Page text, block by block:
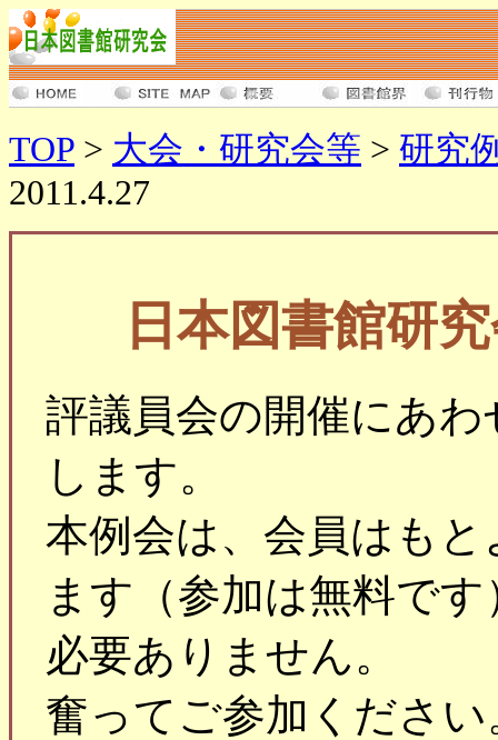
TOP > 大会・研究会等 > 研究
2011.4.27
日本図書館研
評議員会の開催にあ
します。
本例会は、会員はも
ます（参加は無料で
必要ありません。
奮ってご参加ください